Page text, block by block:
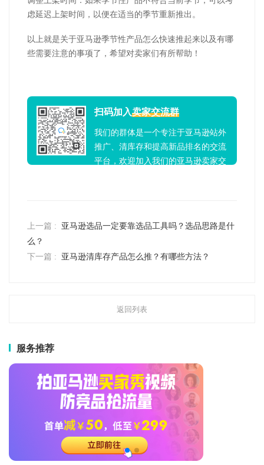
虑延迟上架时间，以便在适当的季节重新推出。
以上就是关于亚马逊季节性产品怎么快速推起来以及有哪
些需要注意的事项了，希望对卖家们有所帮助！
扫码加入卖家交流群
我们的群体是一个专注于亚马逊站外
推广、清库存和提高新品排名的交流
平台，欢迎加入我们的亚马逊卖家交
上一篇 :
亚马逊选品一定要靠选品工具吗？选品思路是什
么？
下一篇 :
亚马逊清库存产品怎么推？有哪些方法？
返回列表
服务推荐